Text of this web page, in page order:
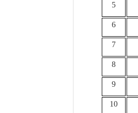
5
6
7
8
9
10